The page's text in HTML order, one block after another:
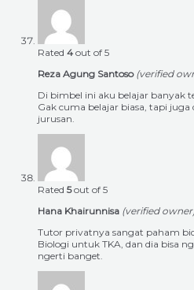
Rated 4 out of 5
Reza Agung Santoso (verified
Di bimbel ini aku belajar banyak
Gak cuma belajar biasa, tapi
jurusan.
Rated 5out of 5
Hana Khairunnisa (verified
Tutor privatnya sangat paham
Biologi untuk TKA, dan dia bisa
ngerti banget.